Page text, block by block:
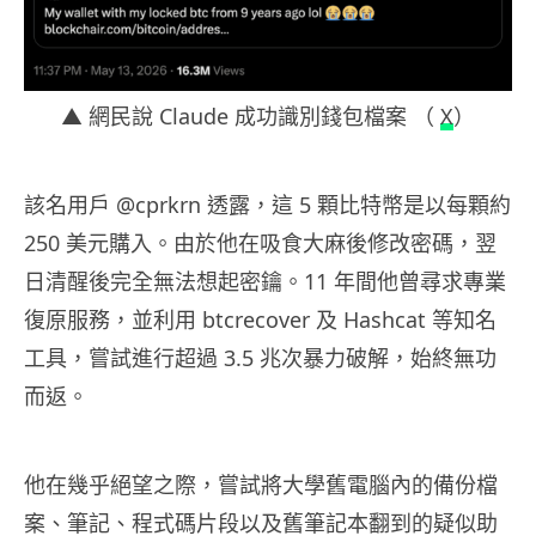
▲ 網民說 Claude 成功識別錢包檔案 （ X）
該名用戶 @cprkrn 透露，這 5 顆比特幣是以每顆約
250 美元購入。由於他在吸食大麻後修改密碼，翌
日清醒後完全無法想起密鑰。11 年間他曾尋求專業
復原服務，並利用 btcrecover 及 Hashcat 等知名
工具，嘗試進行超過 3.5 兆次暴力破解，始終無功
而返。
他在幾乎絕望之際，嘗試將大學舊電腦內的備份檔
案、筆記、程式碼片段以及舊筆記本翻到的疑似助